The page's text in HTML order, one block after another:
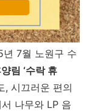
년 7월 노원구 수
림 ‘수락 휴
, 시끄러운 편의
나무와 LP 음